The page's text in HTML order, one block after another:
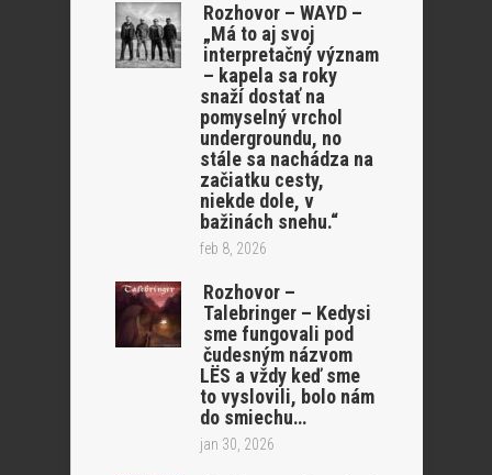
Rozhovor – WAYD –
„Má to aj svoj
interpretačný význam
– kapela sa roky
snaží dostať na
pomyselný vrchol
undergroundu, no
stále sa nachádza na
začiatku cesty,
niekde dole, v
bažinách snehu.“
feb 8, 2026
Rozhovor –
Talebringer – Kedysi
sme fungovali pod
čudesným názvom
LËS a vždy keď sme
to vyslovili, bolo nám
do smiechu…
jan 30, 2026